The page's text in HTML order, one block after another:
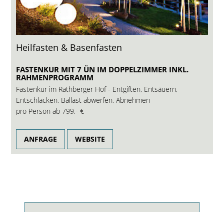
Heilfasten & Basenfasten
FASTENKUR MIT 7 ÜN IM DOPPELZIMMER INKL.
RAHMENPROGRAMM
Fastenkur im Rathberger Hof - Entgiften, Entsäuern,
Entschlacken, Ballast abwerfen, Abnehmen
pro Person ab799,- €
ANFRAGE WEBSITE